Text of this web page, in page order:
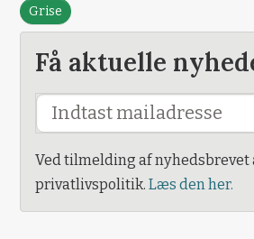
Grise
Få aktuelle
Ved tilmelding af nyhedsbrevet
privatlivspolitik. Læs den her.